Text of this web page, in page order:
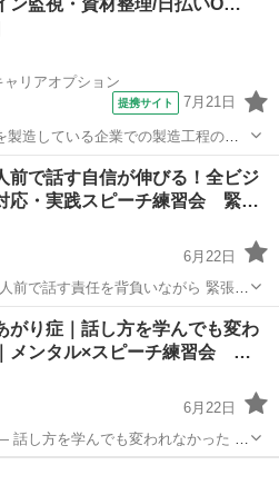
リアオプション
提携サイト 7月21日
製造している企業での製造工程の補
の片付けやラベルの入れ替え、 ペ
ークリフト免許お持ちの方はパレッ
で話す自信が伸びる！全ビジ
応・実践スピーチ練習会 緊…
6月22日
責任を背負いながら 緊張や
ある立場の方へ
その他 フォーム
り症｜話し方を学んでも変わ
メンタル×スピーチ練習会 …
6月22日
学んでも変われなかった あ
――――――――――――――― 話し方
も踏んでいる。 それでも、緊張に崩